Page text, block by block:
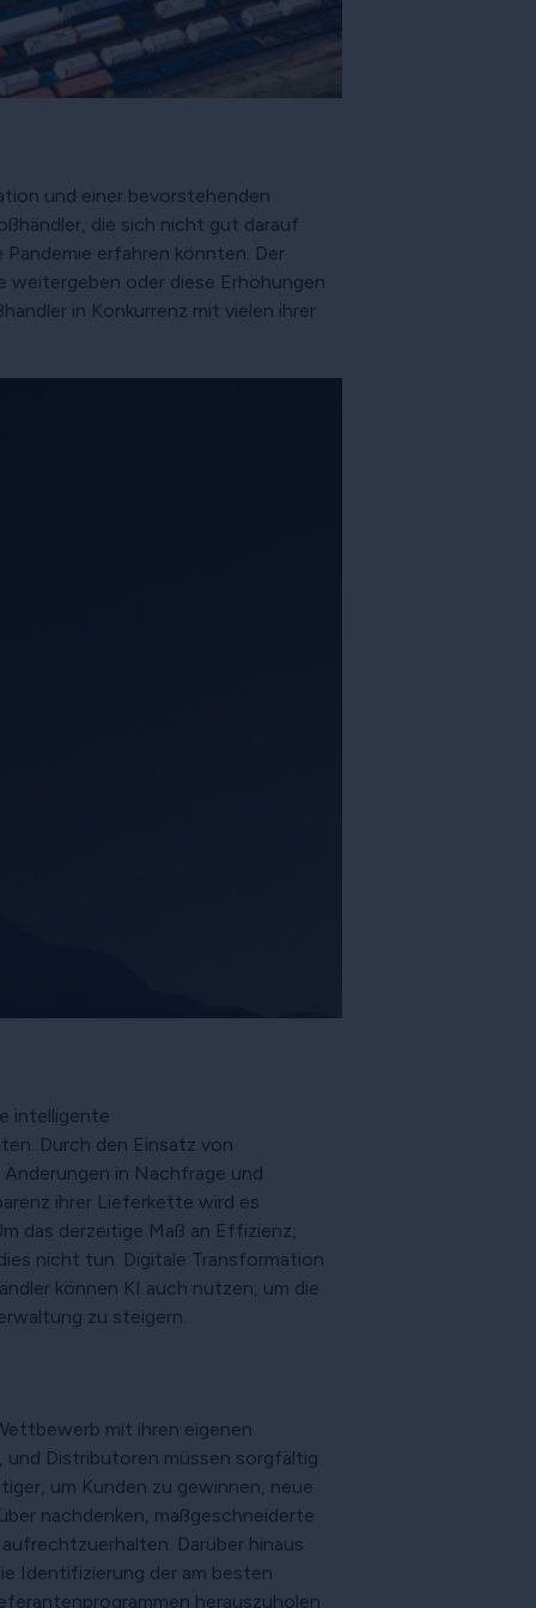
und einer bevorstehenden
die sich nicht gut darauf
erfahren könnten. Der
oder diese Erhöhungen
in Konkurrenz mit vielen ihrer
intelligente
Durch den Einsatz von
in Nachfrage und
ihrer Lieferkette wird es
das derzeitige Maß an Effizienz,
nicht tun. Digitale Transformation
können KI auch nutzen, um die
zu steigern.
mit ihren eigenen
und Distributoren müssen sorgfältig
um Kunden zu gewinnen, neue
nachdenken, maßgeschneiderte
Darüber hinaus
Identifizierung der am besten
herauszuholen